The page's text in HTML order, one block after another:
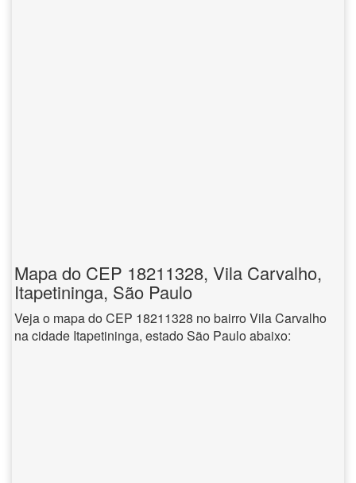
Mapa do CEP 18211328, Vila Carvalho,
Itapetininga, São Paulo
Veja o mapa do CEP 18211328 no bairro Vila Carvalho
na cidade Itapetininga, estado São Paulo abaixo: